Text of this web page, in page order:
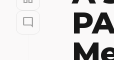
mode_comment